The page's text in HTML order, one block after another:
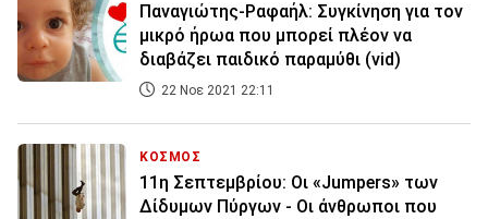
Παναγιώτης-Ραφαήλ: Συγκίνηση για τον
μικρό ήρωα που μπορεί πλέον να
διαβάζει παιδικό παραμύθι (vid)
22 Νοε 2021 22:11
ΚΟΣΜΟΣ
11η Σεπτεμβρίου: Oι «Jumpers» των
Δίδυμων Πύργων - Οι άνθρωποι που